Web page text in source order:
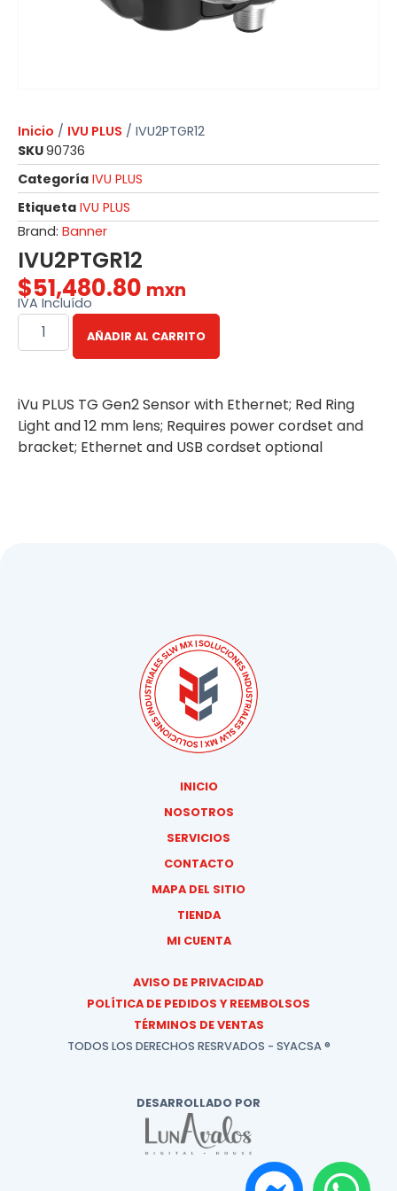
Inicio / IVU PLUS / IVU2PTGR12
SKU90736
Categoría IVU PLUS
Etiqueta IVU PLUS
Brand: Banner
IVU2PTGR12
$51,480.80 mxn
IVA Incluído
AÑADIR AL CARRITO
iVu PLUS TG Gen2 Sensor with Ethernet; Red Ring
Light and 12 mm lens; Requires power cordset and
bracket; Ethernet and USB cordset optional
INICIO
NOSOTROS
SERVICIOS
CONTACTO
MAPA DEL SITIO
TIENDA
MI CUENTA
AVISO DE PRIVACIDAD
POLÍTICA DE PEDIDOS Y REEMBOLSOS
TÉRMINOS DE VENTAS
TODOS LOS DERECHOS RESRVADOS - SYACSA ®
DESARROLLADO POR